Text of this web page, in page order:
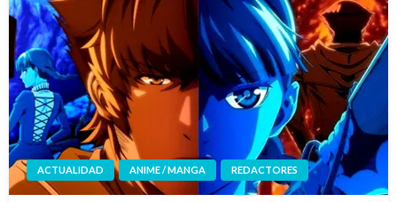
ACTUALIDAD ANIME / MANGA REDACTORES